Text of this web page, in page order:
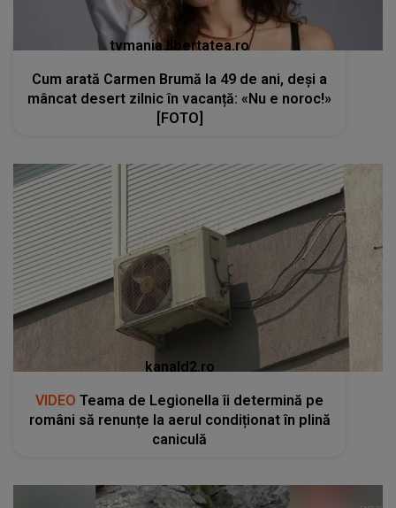
tvmania.libertatea.ro
Cum arată Carmen Brumă la 49 de ani, deși a
mâncat desert zilnic în vacanță: «Nu e noroc!»
[FOTO]
kanald2.ro
VIDEO Teama de Legionella îi determină pe
români să renunțe la aerul condiționat în plină
caniculă